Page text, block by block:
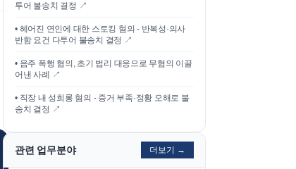
투어 불송치 결정 ↗
• 헤어진 연인에 대한 스토킹 혐의 - 반복성·의사
반함 요건 다투어 불송치 결정 ↗
• 음주 폭행 혐의, 초기 법리 대응으로 무혐의 이끌
어낸 사례
↗
• 직장 내 성희롱 혐의 - 증거 부족·정황 오해로 불
송치 결정 ↗
관련 업무분야 더보기 →